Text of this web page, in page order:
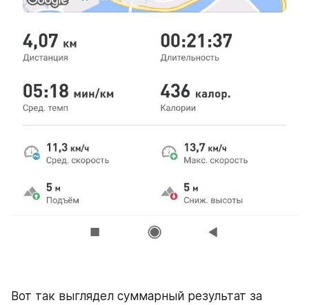
Вот так выглядел суммарный результат за